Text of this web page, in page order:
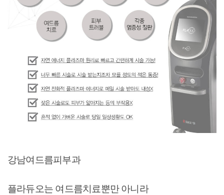
강남여드름피부과
플라듀오는 여드름치료뿐만 아니라